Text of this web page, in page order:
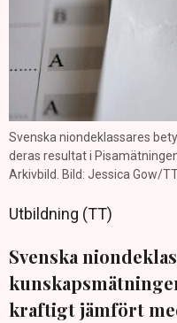
Svenska niondeklassares
deras resultat i
Arkivbild. Bild: Jessica Gow/
Utbildning (TT)
Svenska
kraftigt jämfört